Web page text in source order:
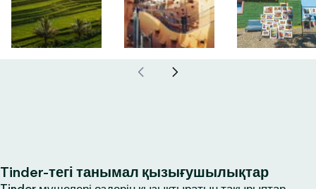
Tinder-тегі танымал қызығушылықтар